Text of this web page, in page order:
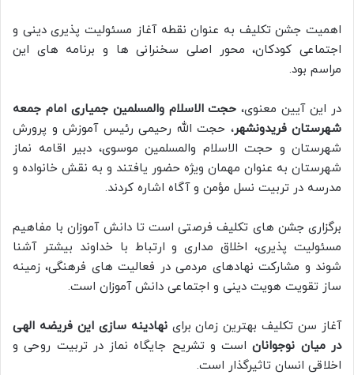
اهمیت جشن تکلیف به عنوان نقطه آغاز مسئولیت پذیری دینی و
اجتماعی کودکان، محور اصلی سخنرانی ها و برنامه های این
مراسم بود.
در این آیین معنوی، حجت الاسلام والمسلمین جمیاری امام جمعه
شهرستان فریدونشهر، حجت الله رحیمی رئیس آموزش و پرورش
شهرستان و حجت الاسلام والمسلمین موسوی، دبیر اقامه نماز
شهرستان به عنوان مهمان ویژه حضور یافتند و به نقش خانواده و
مدرسه در تربیت نسل مؤمن و آگاه اشاره کردند.
برگزاری جشن های تکلیف فرصتی است تا دانش آموزان با مفاهیم
مسئولیت پذیری، اخلاق مداری و ارتباط با خداوند بیشتر آشنا
شوند و مشارکت نهادهای مردمی در فعالیت های فرهنگی، زمینه
ساز تقویت هویت دینی و اجتماعی دانش آموزان است.
آغاز سن تکلیف بهترین زمان براینهادینه سازی این فریضه الهی
در میان نوجواناناست و تشریح جایگاه نماز در تربیت روحی و
اخلاقی انسان تاثیرگذار است.